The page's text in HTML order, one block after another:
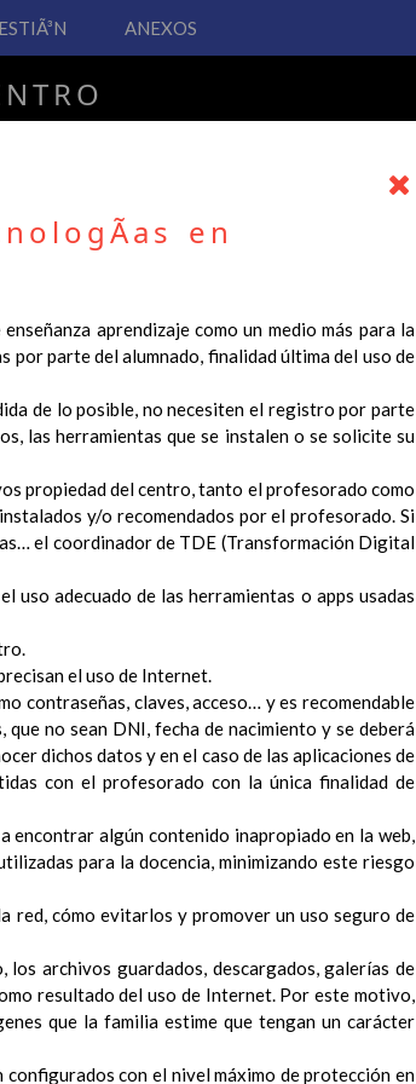
ANEXOS
por el que se establece el currículo básico de la
de nuestro Plan de Centro a esta normativa, el
asÃ­ como el tratamiento transversal en las
con los objetivos generales y de Ã¡reas
en Segundo Ciclo de Infantil
en
aprendizaje como un medio más para la
por parte del alumnado, finalidad última del uso de
de lo posible, no necesiten el registro por parte
las herramientas que se instalen o se solicite su
propiedad del centro, tanto el profesorado como
y/o recomendados por el profesorado. Si
el coordinador de TDE (Transformación Digital
adecuado de las herramientas o apps usadas
el uso de Internet.
contraseñas, claves, acceso… y es recomendable
no sean DNI, fecha de nacimiento y se deberá
dichos datos y en el caso de las aplicaciones de
con el profesorado con la única finalidad de
encontrar algún contenido inapropiado en la web,
para la docencia, minimizando este riesgo
red, cómo evitarlos y promover un uso seguro de
los archivos guardados, descargados, galerías de
resultado del uso de Internet. Por este motivo,
que la familia estime que tengan un carácter
con el nivel máximo de protección en